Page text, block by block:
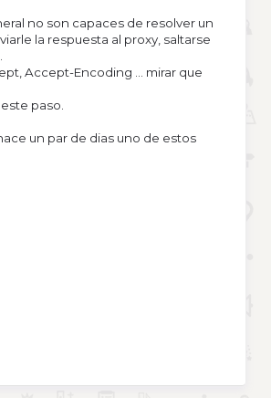
no son capaces de resolver un
la respuesta al proxy, saltarse
Accept-Encoding ... mirar que
paso.
un par de dias uno de estos